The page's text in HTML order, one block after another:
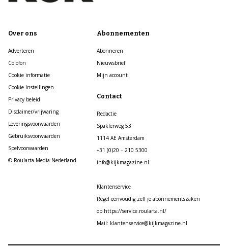
Over ons
Adverteren
Colofon
Cookie informatie
Cookie Instellingen
Privacy beleid
Disclaimer/vrijwaring
Leveringsvoorwaarden
Gebruiksvoorwaarden
Spelvoorwaarden
© Roularta Media Nederland
Abonnementen
Abonneren
Nieuwsbrief
Mijn account
Contact
Redactie
Spaklerweg 53
1114 AE Amsterdam
+31 (0)20 – 210 5300
info@kijkmagazine.nl
Klantenservice
Regel eenvoudig zelf je abonnementszaken
op https://service.roularta.nl/
Mail: klantenservice@kijkmagazine.nl